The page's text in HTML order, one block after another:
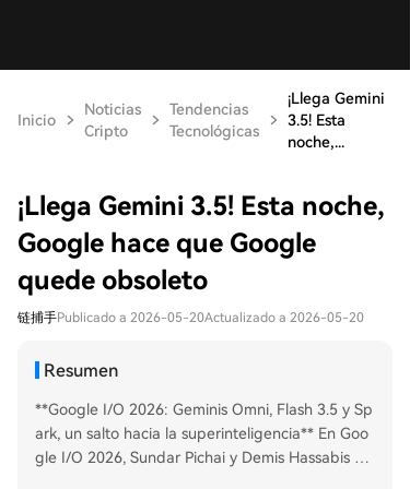
Inicio
Noticias
Cripto
Tendencias
Tecnológicas
¡Llega Gemini
3.5! Esta
noche,...
¡Llega Gemini 3.5! Esta noche,
Google hace que Google
quede obsoleto
链捕手Publicado a 2026-05-20Actualizado a 2026-05-20
Resumen
**Google I/O 2026: Geminis Omni, Flash 3.5 y Sp
ark, un salto hacia la superinteligencia** En Goo
gle I/O 2026, Sundar Pichai y Demis Hassabis pr